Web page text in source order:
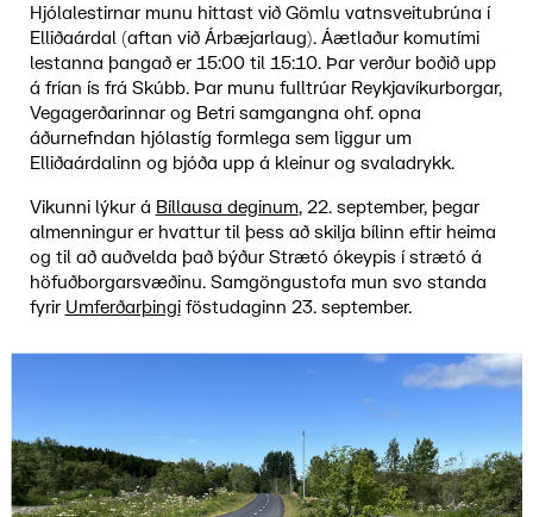
Hjólalestirnar munu hittast við Gömlu vatnsveitubrúna í
Elliðaárdal (aftan við Árbæjarlaug). Áætlaður komutími
lestanna þangað er 15:00 til 15:10. Þar verður boðið upp
á frían ís frá Skúbb. Þar munu fulltrúar Reykjavíkurborgar,
Vegagerðarinnar og Betri samgangna ohf. opna
áðurnefndan hjólastíg formlega sem liggur um
Elliðaárdalinn og bjóða upp á kleinur og svaladrykk.
Vikunni lýkur á Bíllausa deginum, 22. september, þegar
almenningur er hvattur til þess að skilja bílinn eftir heima
og til að auðvelda það býður Strætó ókeypis í strætó á
höfuðborgarsvæðinu. Samgöngustofa mun svo standa
fyrir Umferðarþingiföstudaginn 23. september.